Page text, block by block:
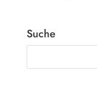
Suche